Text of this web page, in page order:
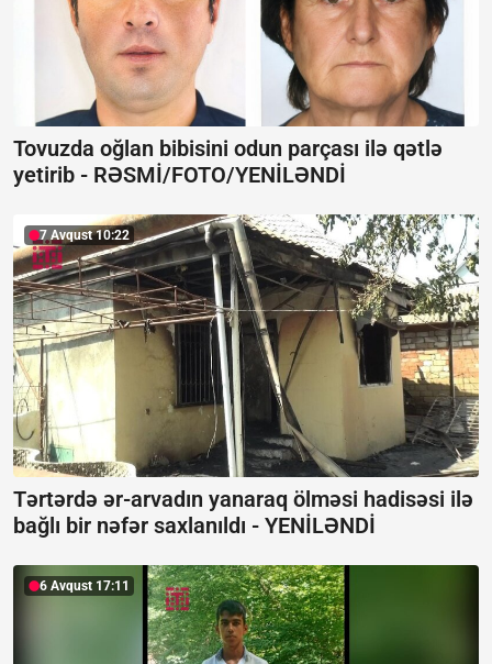
Tovuzda oğlan bibisini odun parçası ilə qətlə
yetirib - RƏSMİ/FOTO/YENİLƏNDİ
7 Avqust 10:22
Tərtərdə ər-arvadın yanaraq ölməsi hadisəsi ilə
bağlı bir nəfər saxlanıldı - YENİLƏNDİ
6 Avqust 17:11